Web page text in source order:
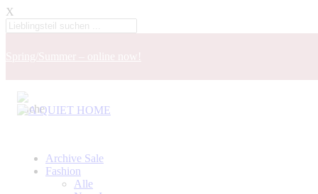
X
Archive Sale
Fashion
Alle